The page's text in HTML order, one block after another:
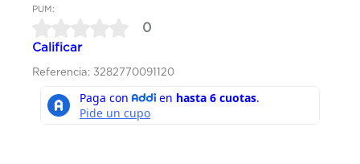
PUM:
0
Calificar
Referencia: 3282770091120